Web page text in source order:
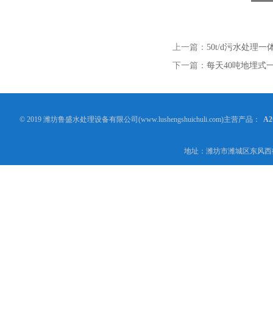
上一篇： 50t/d污水处理一
下一篇： 每天40吨地埋式
© 2019 潍坊鲁盛水处理设备有限公司(www.lushengshuichuli.com)主营产品：
地址：潍坊市潍城区东风